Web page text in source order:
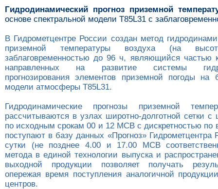
Гидродинамический прогноз приземной
основе спектральной модели T85L31 с
В Гидрометцентре России создан метод
приземной температуры воздуха (на
заблаговременностью до 96 ч, являющийся частью
направленных на развитие системы
прогнозирования элементов приземной погоды на
модели атмосферы T85L31.
Гидродинамические прогнозы приземной
рассчитываются в узлах широтно-долготной сетки c
по исходным срокам 00 и 12 МСВ с дискретностью по
поступают в базу данных «Прогноз»
сутки (не позднее 4.00 и 17.00 МСВ
метода в единой технологии выпуска и
выходной продукции позволяет получать
опережая время поступления аналогичной
центров.